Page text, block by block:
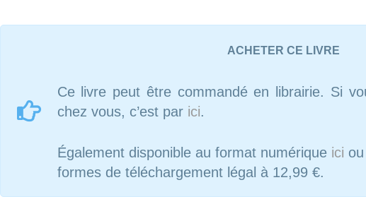
ACHETER CE LIVRE
Ce livre peut être commandé en librairie. Si
chez vous, c’est par ici.
Également disponible au format numérique ici
formes de téléchargement légal à 12,99 €.